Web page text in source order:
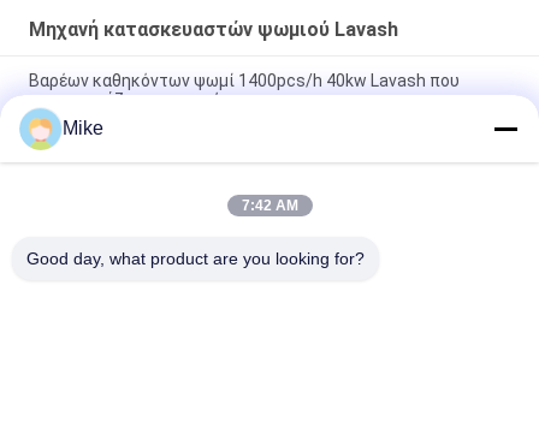
Μηχανή κατασκευαστών ψωμιού Lavash
Βαρέων καθηκόντων ψωμί 1400pcs/h 40kw Lavash που
κατασκευάζει τη μηχανή
Βιομηχανικό Tortilla που κάνει Chapati Roti μηχανών τη
γραμμή παραγωγής
3600 PC/αυτόματο Chapati ώρας που κατασκευάζει τον
Mike
7:42 AM
Good day, what product are you looking for?